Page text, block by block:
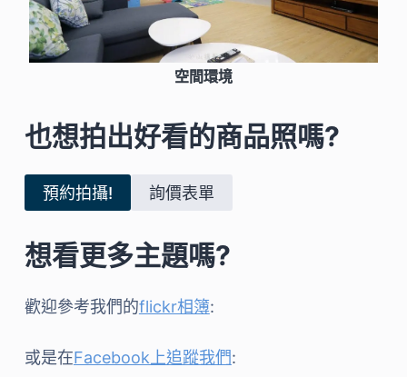
空間環境
也想拍出好看的商品照嗎?
預約拍攝! 詢價表單
想看更多主題嗎?
歡迎參考我們的flickr相簿:
或是在Facebook上追蹤我們: